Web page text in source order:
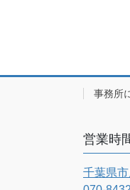
事務所
営業時
千葉県